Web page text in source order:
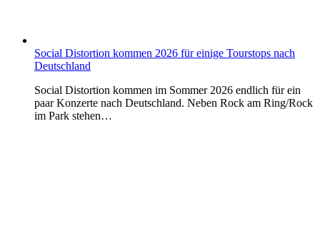
Social Distortion kommen 2026 für einige Tourstops nach
Deutschland
Social Distortion kommen im Sommer 2026 endlich für ein
paar Konzerte nach Deutschland. Neben Rock am Ring/Rock
im Park stehen…